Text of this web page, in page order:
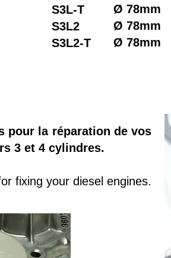
S3L-T
S3L2
S3L2-T
Ø 78mm
Ø 78mm
Ø 78mm
pour la réparation de vos
3 et 4 cylindres.
fixing your diesel engines.